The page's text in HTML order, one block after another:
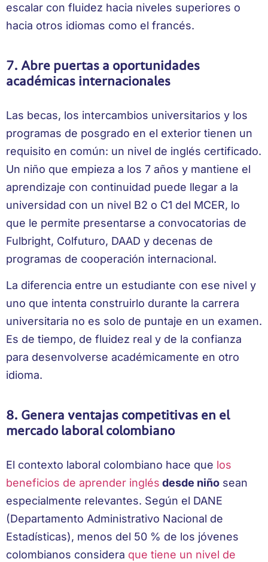
escalar con fluidez hacia niveles superiores o
hacia otros idiomas como el francés.
7. Abre puertas a oportunidades
académicas internacionales
Las becas, los intercambios universitarios y los
programas de posgrado en el exterior tienen un
requisito en común: un nivel de inglés certificado.
Un niño que empieza a los 7 años y mantiene el
aprendizaje con continuidad puede llegar a la
universidad con un nivel B2 o C1 del MCER, lo
que le permite presentarse a convocatorias de
Fulbright, Colfuturo, DAAD y decenas de
programas de cooperación internacional.
La diferencia entre un estudiante con ese nivel y
uno que intenta construirlo durante la carrera
universitaria no es solo de puntaje en un examen.
Es de tiempo, de fluidez real y de la confianza
para desenvolverse académicamente en otro
idioma.
8. Genera ventajas competitivas en el
mercado laboral colombiano
El contexto laboral colombiano hace que los
beneficios de aprender inglés desde niño sean
especialmente relevantes. Según el DANE
(Departamento Administrativo Nacional de
Estadísticas), menos del 50 % de los jóvenes
colombianos considera que tiene un nivel de